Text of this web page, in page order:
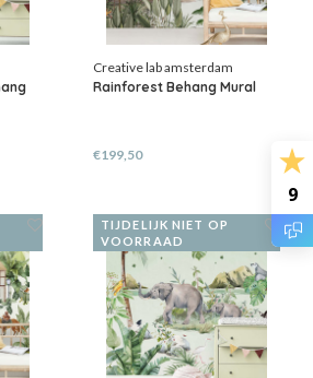
9
Creative lab amsterdam
Rainforest Behang Mural
€199,50
TIJDELIJK NIET OP
VOORRAAD